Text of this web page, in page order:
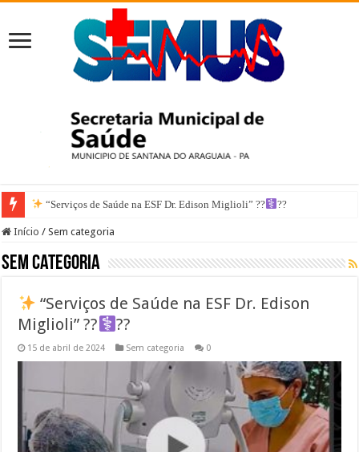
“Serviços de Saúde na ESF Dr. Edison Miglioli” ??‍ ??
7 de Abril: Um Chamado à Ação pela Saúde
Início / Sem categoria
Sem categoria
“Serviços de Saúde na ESF Dr. Edison
Miglioli” ??‍
??
15 de abril de 2024 Sem categoria 0